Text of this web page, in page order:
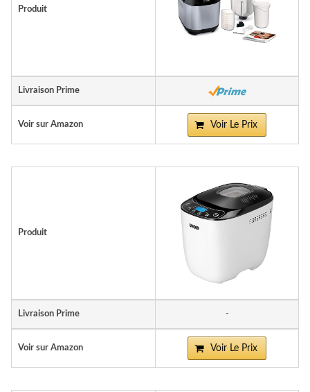
Produit
Livraison Prime
Voir sur Amazon Voir Le Prix
Produit
Livraison Prime -
Voir sur Amazon Voir Le Prix